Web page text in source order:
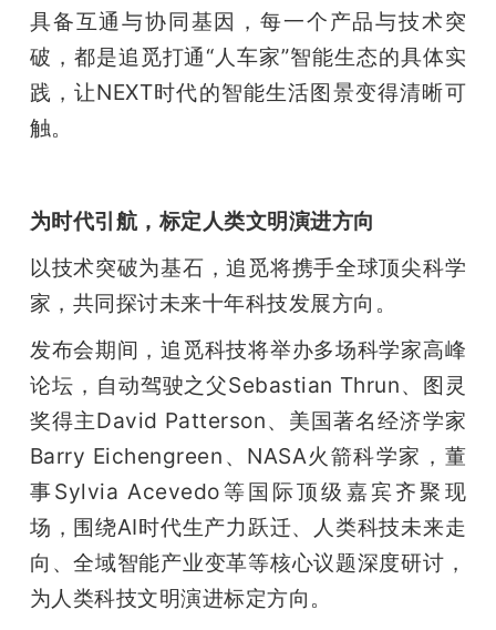
具备互通与协同基因，每一个产品与技术突
破，都是追觅打通“人车家”智能生态的具体实
践，让NEXT时代的智能生活图景变得清晰可
触。
为时代引航，标定人类文明演进方向
以技术突破为基石，追觅将携手全球顶尖科学
家，共同探讨未来十年科技发展方向。
发布会期间，追觅科技将举办多场科学家高峰
论坛，自动驾驶之父Sebastian Thrun、图灵
奖得主David Patterson、美国著名经济学家
Barry Eichengreen、NASA火箭科学家，董
事Sylvia Acevedo等国际顶级嘉宾齐聚现
场，围绕AI时代生产力跃迁、人类科技未来走
向、全域智能产业变革等核心议题深度研讨，
为人类科技文明演进标定方向。